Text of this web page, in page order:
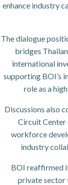
enhance industry
The dialogue
bridges
international
supporting BOI’s
role as a
Discussions also
Circuit Center
workforce
industry
BOI reaffirmed
private sector